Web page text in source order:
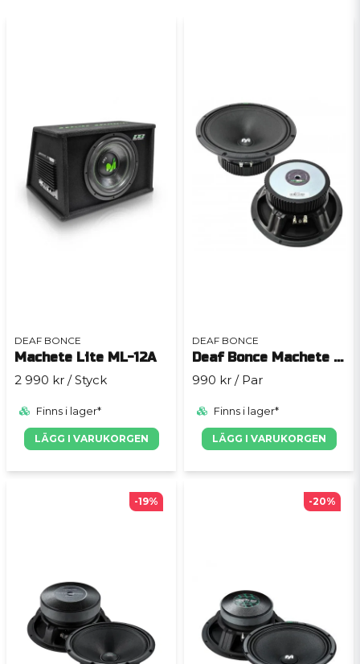
DEAF BONCE
Machete Lite ML-12A
2 990 kr / Styck
Finns i lager*
LÄGG I VARUKORGEN
DEAF BONCE
Deaf Bonce Machete MM-80F
990 kr / Par
Finns i lager*
LÄGG I VARUKORGEN
-19% -20%